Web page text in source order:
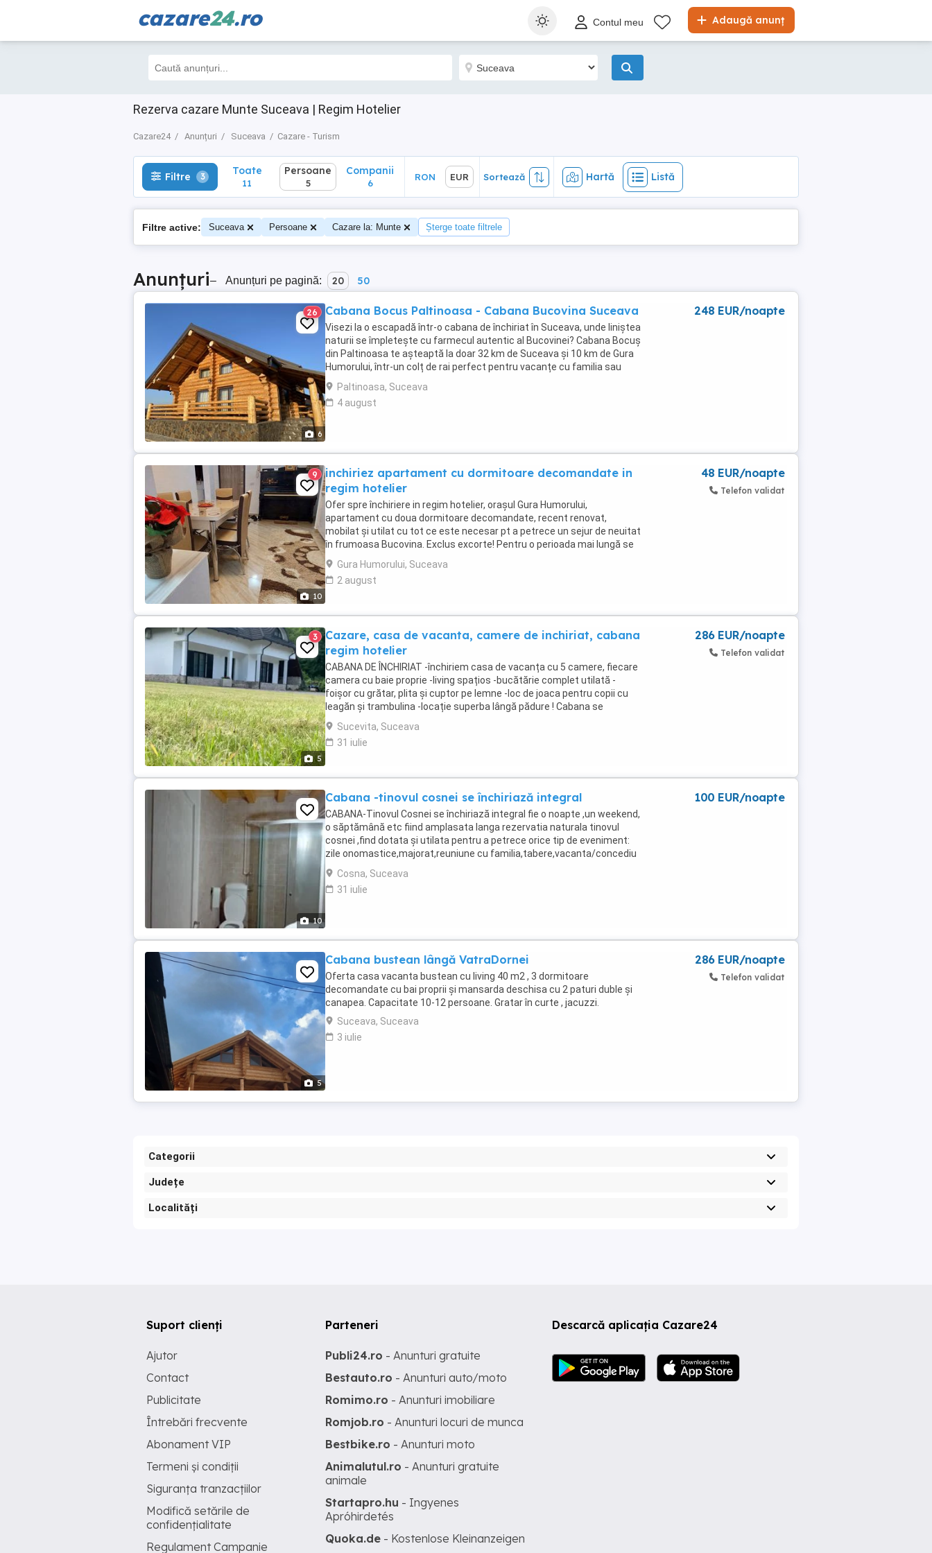
cazare24.ro Adaugă anunț
Contul meu
Rezerva cazare Munte Suceava | Regim Hotelier
Cazare24 Anunțuri Suceava Cazare - Turism
Filtre 3 Toate
11
Hartă Listă
Filtre 3 Toate
11
Persoane
5
Companii
6
RON EUR Sortează Hartă Listă
Filtre active: Suceava Persoane Cazare la: Munte Șterge toate filtrele
Anunțuri– Anunțuri pe pagină: 20 50
6
26 Cabana Bocus Paltinoasa - Cabana Bucovina Suceava
Visezi la o escapadă într-o cabana de închiriat în Suceava, unde liniștea
naturii se împletește cu farmecul autentic al Bucovinei? Cabana Bocuș
din Paltinoasa te așteaptă la doar 32 km de Suceava și 10 km de Gura
Humorului, într-un colț de rai perfect pentru vacanțe cu familia sau
prietenii. Această ...
Paltinoasa, Suceava
4 august
248 EUR/noapte
10
9
inchiriez apartament cu dormitoare decomandate in
regim hotelier
Ofer spre închiriere in regim hotelier, orașul Gura Humorului,
apartament cu doua dormitoare decomandate, recent renovat,
mobilat și utilat cu tot ce este necesar pt a petrece un sejur de neuitat
în frumoasa Bucovina. Exclus excorte! Pentru o perioada mai lungă se
mai negociază.
Gura Humorului, Suceava
2 august
48 EUR/noapte
Telefon validat
5
3
Cazare, casa de vacanta, camere de inchiriat, cabana
regim hotelier
CABANA DE ÎNCHIRIAT -închiriem casa de vacanța cu 5 camere, fiecare
camera cu baie proprie -living spațios -bucătărie complet utilată -
foișor cu grătar, plita și cuptor pe lemne -loc de joaca pentru copii cu
leagăn și trambulina -locație superba lângă pădure ! Cabana se
închiriază in întregime pentru ...
Sucevita, Suceava
31 iulie
286 EUR/noapte
Telefon validat
10
Cabana -tinovul cosnei se închiriază integral
CABANA-Tinovul Cosnei se închiriază integral fie o noapte ,un weekend,
o săptămână etc fiind amplasata langa rezervatia naturala tinovul
cosnei ,find dotata și utilata pentru a petrece orice tip de eveniment:
zile onomastice,majorat,reuniune cu familia,tabere,vacanta/concediu
etc în natura.avand o capacitate ...
Cosna, Suceava
31 iulie
100 EUR/noapte
5
Cabana bustean lângă VatraDornei
Oferta casa vacanta bustean cu living 40 m2 , 3 dormitoare
decomandate cu bai proprii și mansarda deschisa cu 2 paturi duble și
canapea. Capacitate 10-12 persoane. Gratar în curte , jacuzzi.
Suceava, Suceava
3 iulie
286 EUR/noapte
Telefon validat
Categorii
Județe
Localități
Descarcă aplicația Cazare24
Suport clienți
Ajutor
Contact
Publicitate
Întrebări frecvente
Abonament VIP
Termeni și condiții
Siguranța tranzacțiilor
Modifică setările de
confidențialitate
Regulament Campanie
Parteneri
Publi24.ro - Anunturi gratuite
Bestauto.ro - Anunturi auto/moto
Romimo.ro - Anunturi imobiliare
Romjob.ro - Anunturi locuri de munca
Bestbike.ro - Anunturi moto
Animalutul.ro - Anunturi gratuite
animale
Startapro.hu - Ingyenes
Apróhirdetés
Quoka.de - Kostenlose Kleinanzeigen